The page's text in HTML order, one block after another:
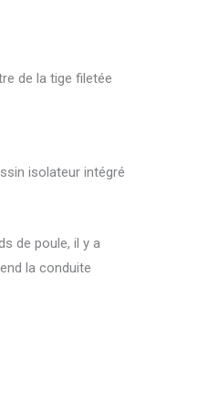
de la tige filetée
isolateur intégré
de poule, il y a
la conduite